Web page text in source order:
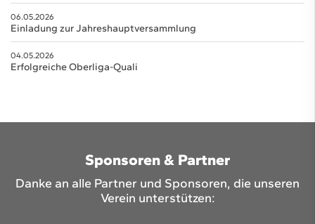
06.05.2026
Einladung zur Jahreshauptversammlung
04.05.2026
Erfolgreiche Oberliga-Quali
Sponsoren & Partner
Danke an alle Partner und Sponsoren, die unseren
Verein unterstützen: